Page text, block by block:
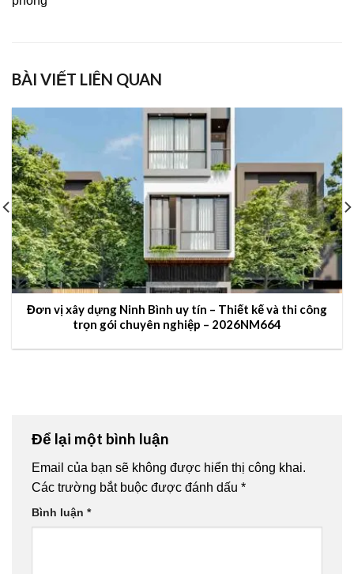
BÀI VIẾT LIÊN QUAN
Đơn vị xây dựng Ninh Bình uy tín – Thiết kế và thi công
trọn gói chuyên nghiệp – 2026NM664
Để lại một bình luận
Email của bạn sẽ không được hiển thị công khai.
Các trường bắt buộc được đánh dấu *
Bình luận *